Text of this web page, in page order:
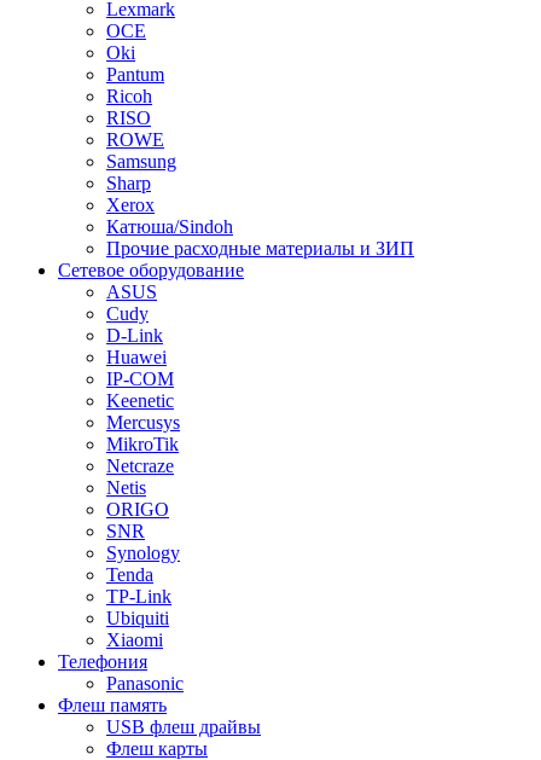
Lexmark
OCE
Oki
Pantum
Ricoh
RISO
ROWE
Samsung
Sharp
Xerox
Катюша/Sindoh
Прочие расходные материалы и ЗИП
Сетевое оборудование
ASUS
Cudy
D-Link
Huawei
IP-COM
Keenetic
Mercusys
MikroTik
Netcraze
Netis
ORIGO
SNR
Synology
Tenda
TP-Link
Ubiquiti
Xiaomi
Телефония
Panasonic
Флеш память
USB флеш драйвы
Флеш карты